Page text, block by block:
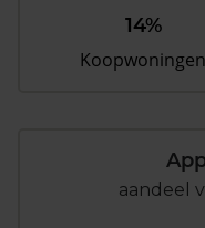
14%
Koopwoningen
aandeel